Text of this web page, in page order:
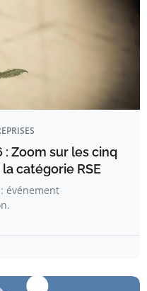
: Zoom sur les cinq
catégorie RSE
événement